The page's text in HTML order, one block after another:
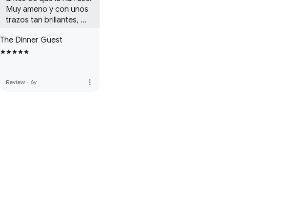
Muy ameno y con unos
trazos tan brillantes,
sí, muchos sabemos que
esa realidad ha sido
The Dinner Guest
Review · 6y more_vert